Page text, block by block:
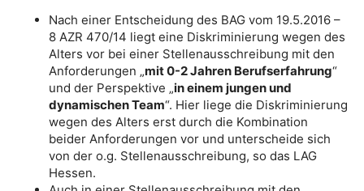
Nach einer Entscheidung des BAG vom 19.5.2016 –
8 AZR 470/14 liegt eine Diskriminierung wegen des
Alters vor bei einer Stellenausschreibung mit den
Anforderungen „mit 0-2 Jahren Berufserfahrung“
und der Perspektive „in einem jungen und
dynamischen Team“. Hier liege die Diskriminierung
wegen des Alters erst durch die Kombination
beider Anforderungen vor und unterscheide sich
von der o.g. Stellenausschreibung, so das LAG
Hessen.